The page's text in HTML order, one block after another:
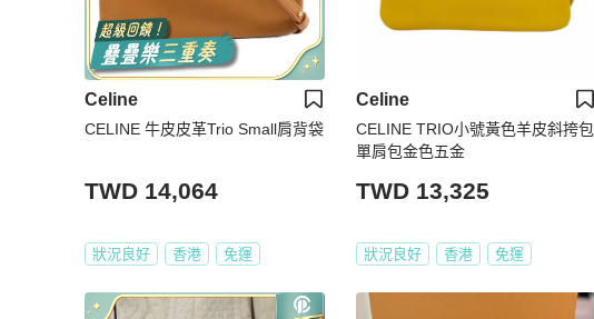
Celine
CELINE 牛皮皮革Trio Small肩背袋
TWD 14,064
狀況良好 香港 免運
Celine
CELINE TRIO小號黃色羊皮斜挎包
單肩包金色五金
TWD 13,325
狀況良好 香港 免運